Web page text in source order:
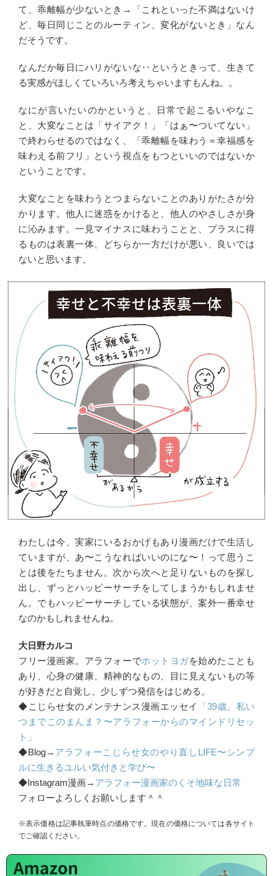
て、乖離幅が少ないとき→「これといった不満はないけ
ど、毎日同じことのルーティン、変化がないとき」なん
だそうです。
なんだか毎日にハリがないな‥というときって、生きて
る実感がほしくていろいろ考えちゃいますもんね。。
なにが言いたいのかというと、日常で起こるいやなこ
と、大変なことは「サイアク！」「はぁ〜ついてない」
で終わらせるのではなく、「乖離幅を味わう＝幸福感を
味わえる前フリ」という視点をもつといいのではないか
ということです。
大変なことを味わうとつまらないことのありがたさが分
かります。他人に迷惑をかけると、他人のやさしさが身
に沁みます。一見マイナスに味わうことと、プラスに得
るものは表裏一体、どちらか一方だけが悪い、良いでは
ないと思います。
わたしは今、実家にいるおかげもあり漫画だけで生活し
ていますが、あ〜こうなればいいのにな〜！って思うこ
とは後をたちません。次から次へと足りないものを探し
出し、ずっとハッピーサーチをしてしまうかもしれませ
ん。でもハッピーサーチしている状態が、案外一番幸せ
なのかもしれませんね。
大日野カルコ
フリー漫画家。アラフォーでホットヨガを始めたことも
あり、心身の健康、精神的なもの、目に見えないもの等
が好きだと自覚し、少しずつ発信をはじめる。
◆こじらせ女のメンテナンス漫画エッセイ
「39歳、私い
つまでこのまんま？〜アラフォーからのマインドリセッ
ト」
◆Blog→ アラフォーこじらせ女のやり直しLIFE〜シンプ
ルに生きるユルい気付きと学び〜
◆Instagram漫画→ アラフォー漫画家のくそ地味な日常
フォローよろしくお願いします＾＾
※表示価格は記事執筆時点の価格です。現在の価格については各サイト
でご確認ください。